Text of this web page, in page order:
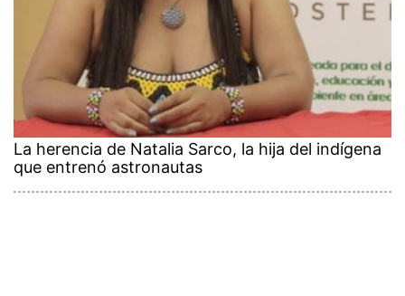
La herencia de Natalia Sarco, la hija del indígena
que entrenó astronautas